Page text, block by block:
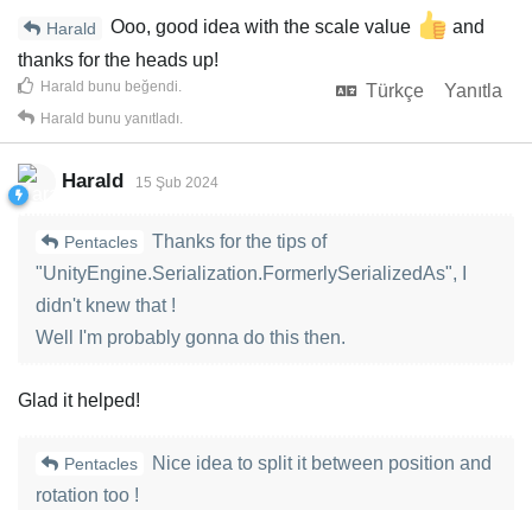
Harald Ooo, good idea with the scale value
️ and
thanks for the heads up!
Türkçe
Yanıtla
Harald bunu beğendi
Harald bunu yanıtladı.
Harald 15 Şub 2024
Pentacles
Thanks for the tips of
"UnityEngine.Serialization.FormerlySerializedAs", I
didn't knew that !
Well I'm probably gonna do this then.
Glad it helped!
Pentacles
Nice idea to split it between position and
rotation too !